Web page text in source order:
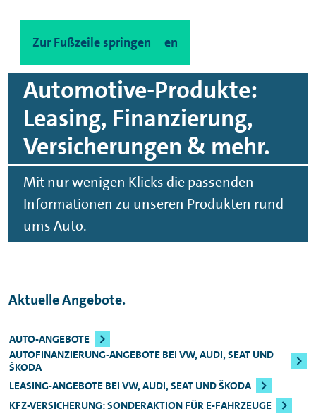
Zum Hauptinhalt springen
Zur Fußzeile springen
Automotive-Produkte:
Leasing, Finanzierung,
Versicherungen & mehr.
Mit nur wenigen Klicks die passenden
Informationen zu unseren Produkten rund
ums Auto.
Aktuelle Angebote.
AUTO-ANGEBOTE
AUTOFINANZIERUNG-ANGEBOTE BEI VW, AUDI, SEAT UND
ŠKODA
LEASING-ANGEBOTE BEI VW, AUDI, SEAT UND ŠKODA
KFZ-VERSICHERUNG: SONDERAKTION FÜR E-FAHRZEUGE